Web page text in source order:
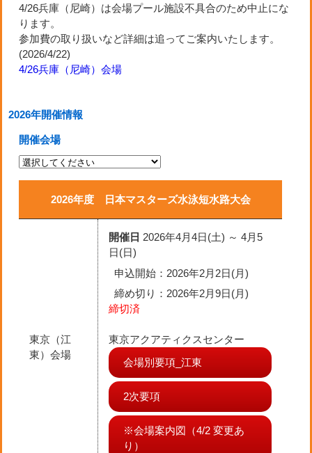
4/26兵庫（尼崎）は会場プール施設不具合のため中止にな
ります。
参加費の取り扱いなど詳細は追ってご案内いたします。
(2026/4/22)
4/26兵庫（尼崎）会場
2026年開催情報
開催会場
2026年度 日本マスターズ水泳短水路大会
東京（江
東）会場
開催日 2026年4月4日(土) ～ 4月5
日(日)
申込開始：2026年2月2日(月)
締め切り ：2026年2月9日(月)
締切済
東京アクアティクスセンター
会場別要項_江東
2次要項
※会場案内図（4/2 変更あ
り）